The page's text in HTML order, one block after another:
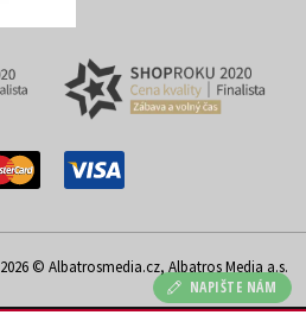
NAPIŠTE NÁM
2026 © Albatrosmedia.cz, Albatros Media a.s.